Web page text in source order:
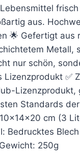
aus.
🌟 Gefertigt aus
Metall,
nur schön,
Lizenzprodukt ✅
Lizenzprodukt,
Standards
cm (3
Bedrucktes
250g